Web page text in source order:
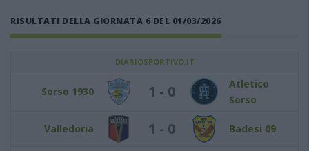
RISULTATI DELLA GIORNATA 6 DEL 01/03/2026
DIARIOSPORTIVO.IT
Sorso 1930 1 - 0
Atletico
Sorso
Valledoria 1 - 0 Badesi 09